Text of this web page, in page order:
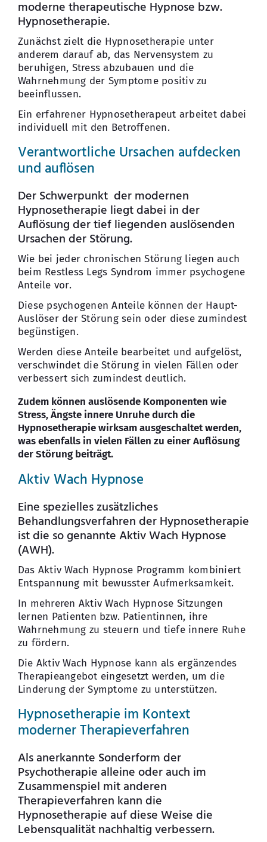
moderne therapeutische Hypnose bzw.
Hypnosetherapie.
Zunächst zielt die Hypnosetherapie unter
anderem darauf ab, das Nervensystem zu
beruhigen, Stress abzubauen und die
Wahrnehmung der Symptome positiv zu
beeinflussen.
Ein erfahrener Hypnosetherapeut arbeitet dabei
individuell mit den Betroffenen.
Verantwortliche Ursachen aufdecken
und auflösen
Der Schwerpunkt der modernen
Hypnosetherapie liegt dabei in der
Auflösung der tief liegenden auslösenden
Ursachen der Störung.
Wie bei jeder chronischen Störung liegen auch
beim Restless Legs Syndrom immer psychogene
Anteile vor.
Diese psychogenen Anteile können der Haupt-
Auslöser der Störung sein oder diese zumindest
begünstigen.
Werden diese Anteile bearbeitet und aufgelöst,
verschwindet die Störung in vielen Fällen oder
verbessert sich zumindest deutlich.
Zudem können auslösende Komponenten wie
Stress, Ängste innere Unruhe durch die
Hypnosetherapie wirksam ausgeschaltet werden,
was ebenfalls in vielen Fällen zu einer Auflösung
der Störung beiträgt.
Aktiv Wach Hypnose
Eine spezielles zusätzliches
Behandlungsverfahren der Hypnosetherapie
ist die so genannte Aktiv Wach Hypnose
(AWH).
Das Aktiv Wach Hypnose Programm kombiniert
Entspannung mit bewusster Aufmerksamkeit.
In mehreren Aktiv Wach Hypnose Sitzungen
lernen Patienten bzw. Patientinnen, ihre
Wahrnehmung zu steuern und tiefe innere Ruhe
zu fördern.
Die Aktiv Wach Hypnose kann als ergänzendes
Therapieangebot eingesetzt werden, um die
Linderung der Symptome zu unterstützen.
Hypnosetherapie im Kontext
moderner Therapieverfahren
Als anerkannte Sonderform der
Psychotherapie alleine oder auch im
Zusammenspiel mit anderen
Therapieverfahren kann die
Hypnosetherapie auf diese Weise die
Lebensqualität nachhaltig verbessern.